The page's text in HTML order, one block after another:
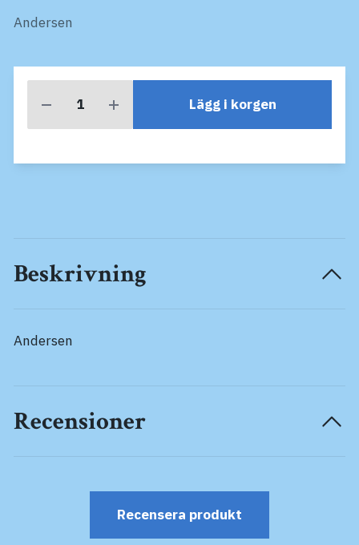
Andersen
Lägg i korgen
Beskrivning
Andersen
Recensioner
Recensera produkt